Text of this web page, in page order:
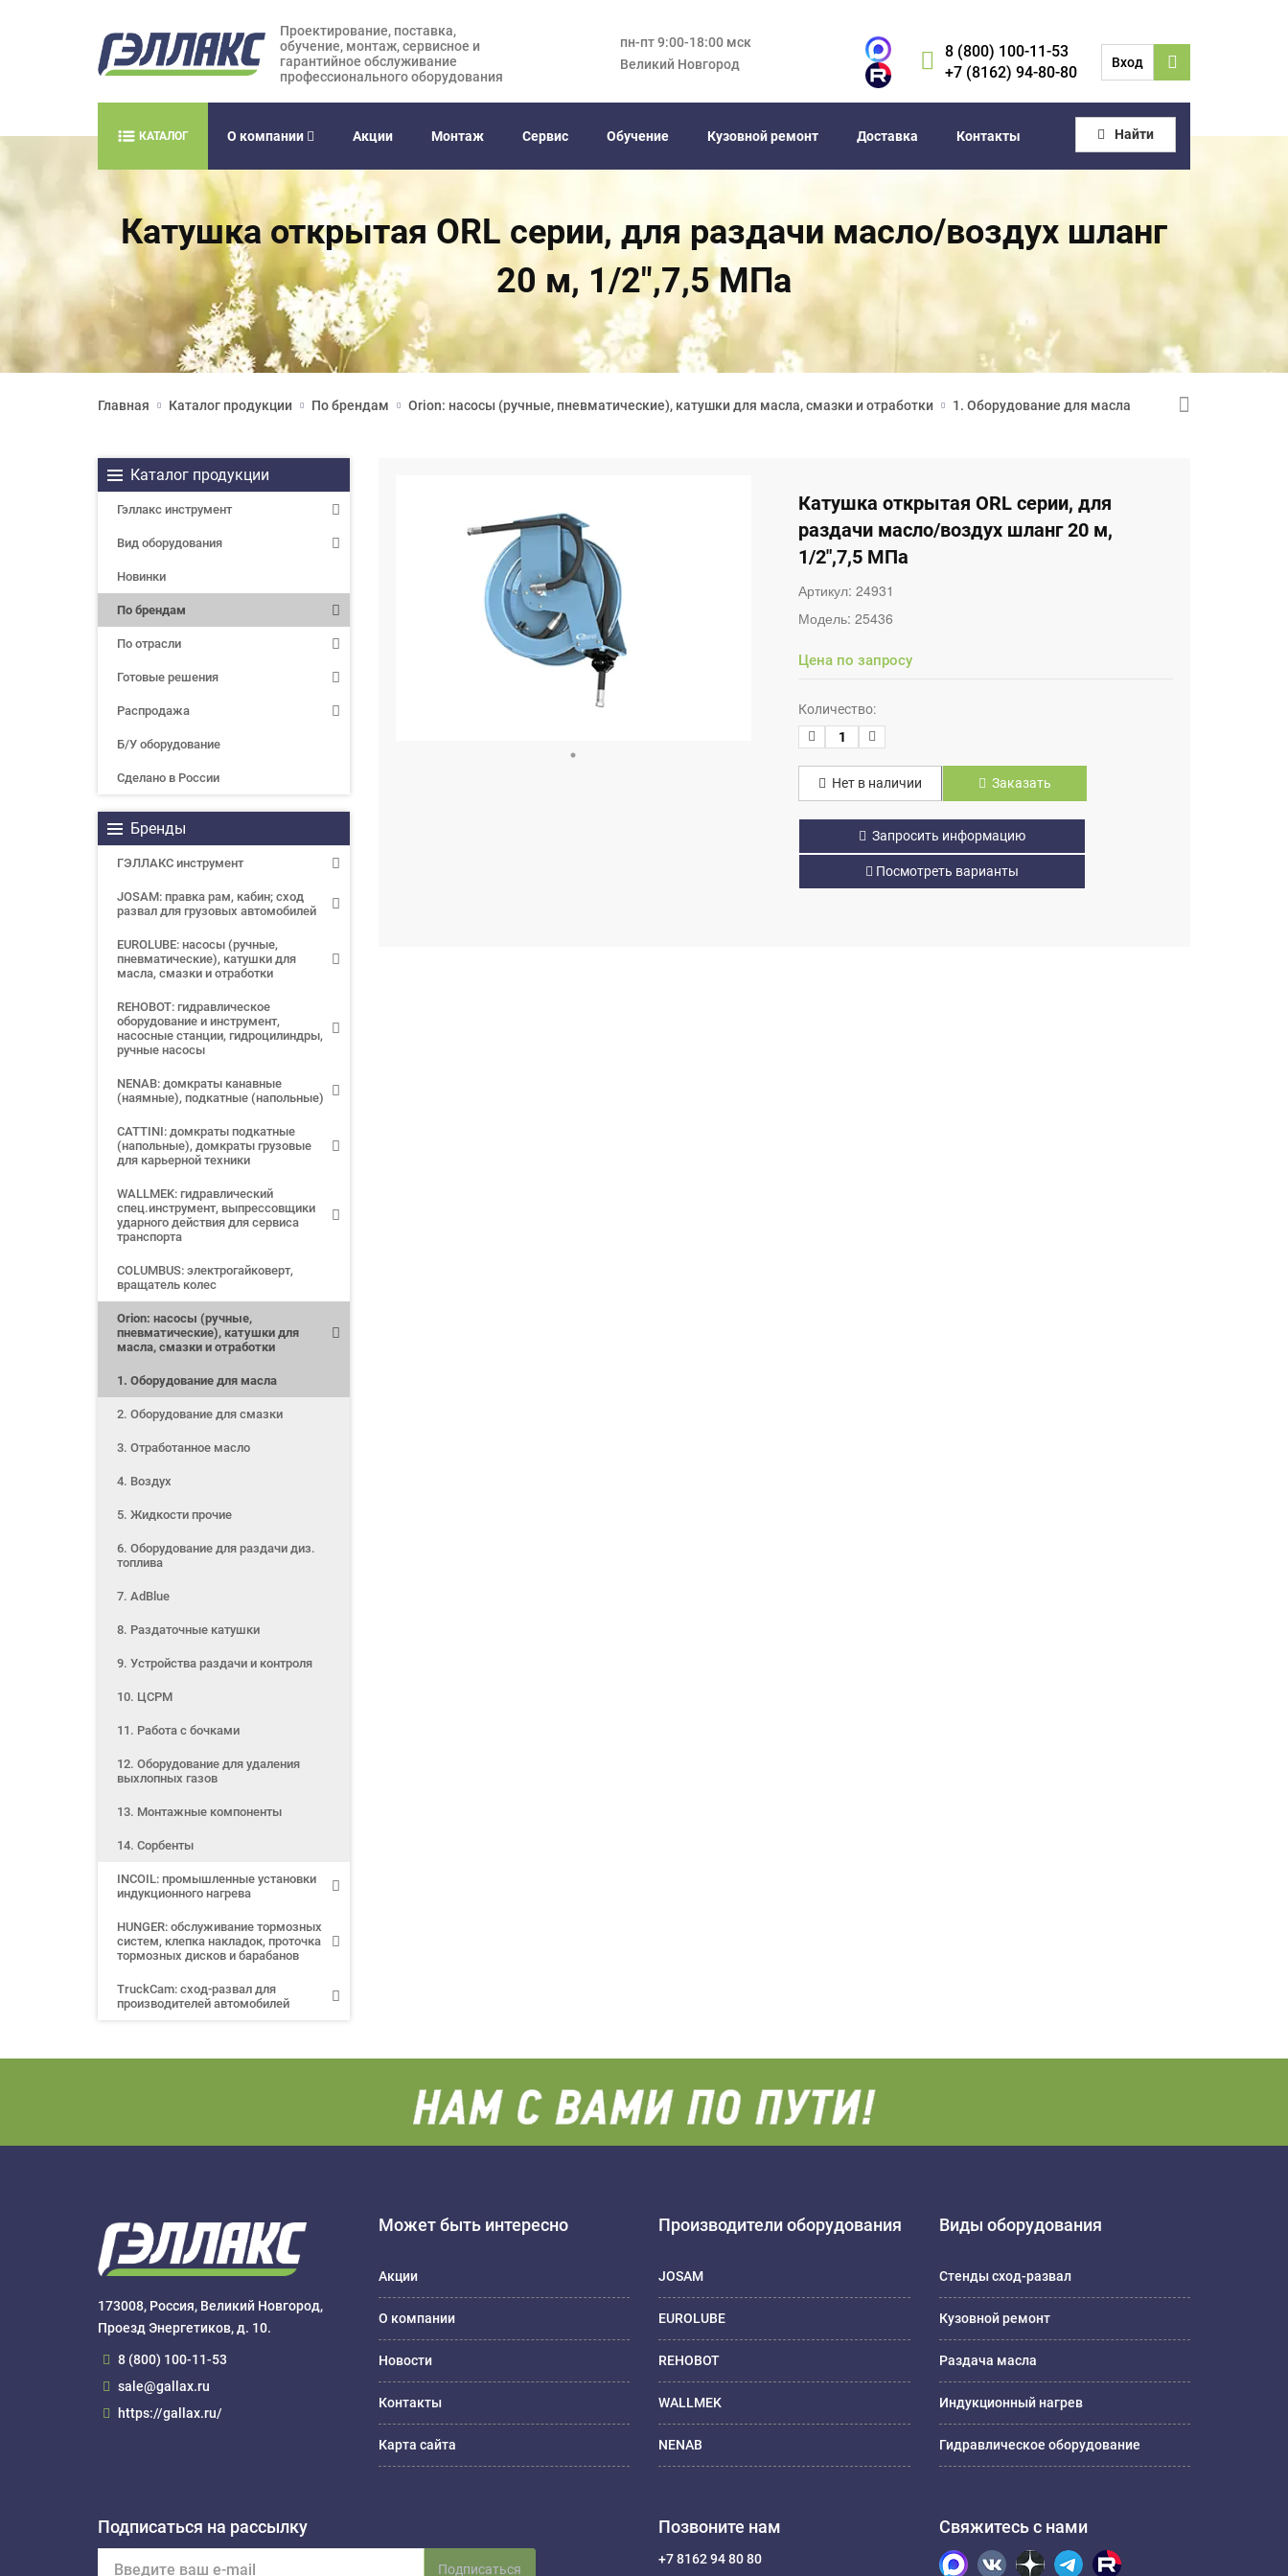
Проектирование, поставка,
обучение, монтаж, сервисное и
гарантийное обслуживание
профессионального оборудования
пн-пт 9:00-18:00 мск
Великий Новгород
8 (800) 100-11-53
+7 (8162) 94-80-80
Вход
КАТАЛОГ О компании Акции Монтаж Сервис Обучение Кузовной ремонт Доставка Контакты Найти
Катушка открытая ORL серии, для раздачи масло/воздух шланг
20 м, 1/2",7,5 МПа
Главная Каталог продукции По брендам Orion: насосы (ручные, пневматические), катушки для масла, смазки и отработки 1. Оборудование для масла
Каталог продукции
Гэллакс инструмент
Вид оборудования
Новинки
По брендам
По отрасли
Готовые решения
Распродажа
Б/У оборудование
Сделано в России
Бренды
ГЭЛЛАКС инструмент
JOSAM: правка рам, кабин; сход
развал для грузовых автомобилей
EUROLUBE: насосы (ручные,
пневматические), катушки для
масла, смазки и отработки
REHOBOT: гидравлическое
оборудование и инструмент,
насосные станции, гидроцилиндры,
ручные насосы
NENAB: домкраты канавные
(наямные), подкатные (напольные)
CATTINI: домкраты подкатные
(напольные), домкраты грузовые
для карьерной техники
WALLMEK: гидравлический
спец.инструмент, выпрессовщики
ударного действия для сервиса
транспорта
COLUMBUS: электрогайковерт,
вращатель колес
Orion: насосы (ручные,
пневматические), катушки для
масла, смазки и отработки
1. Оборудование для масла
2. Оборудование для смазки
3. Отработанное масло
4. Воздух
5. Жидкости прочие
6. Оборудование для раздачи диз.
топлива
7. AdBlue
8. Раздаточные катушки
9. Устройства раздачи и контроля
10. ЦСРМ
11. Работа с бочками
12. Оборудование для удаления
выхлопных газов
13. Монтажные компоненты
14. Сорбенты
INCOIL: промышленные установки
индукционного нагрева
HUNGER: обслуживание тормозных
систем, клепка накладок, проточка
тормозных дисков и барабанов
TruckCam: сход-развал для
производителей автомобилей
Катушка открытая ORL серии, для
раздачи масло/воздух шланг 20 м,
1/2",7,5 МПа
Артикул:24931
Модель:25436
Цена по запросу
Количество:
Нет в наличии Заказать
Запросить информацию
Посмотреть варианты
173008, Россия, Великий Новгород,
Проезд Энергетиков, д. 10.
8 (800) 100-11-53
sale@gallax.ru
https://gallax.ru/
Может быть интересно
Акции
О компании
Новости
Контакты
Карта сайта
Производители оборудования
JOSAM
EUROLUBE
REHOBOT
WALLMEK
NENAB
Виды оборудования
Стенды сход-развал
Кузовной ремонт
Раздача масла
Индукционный нагрев
Гидравлическое оборудование
Подписаться на рассылку
Подписаться
Позвоните нам
+7 8162 94 80 80
Свяжитесь с нами